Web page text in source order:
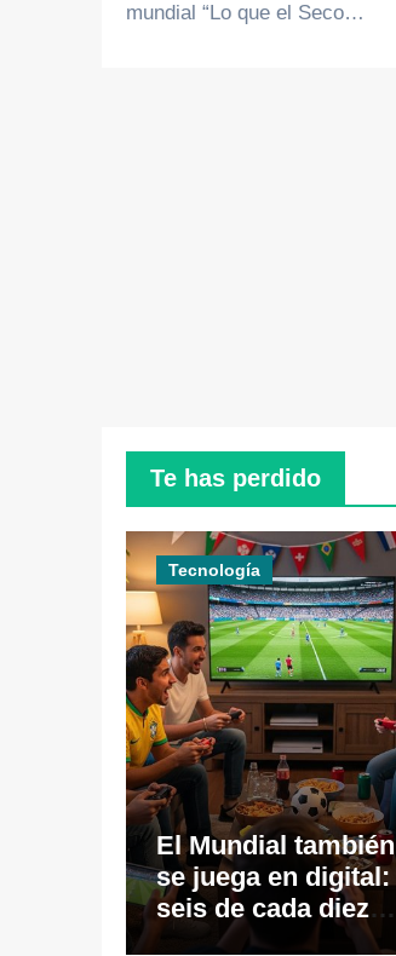
mundial “Lo que el Seco…
Te has perdido
Tecnología
El Mundial también
se juega en digital:
seis de cada diez
ecuatorianos viven